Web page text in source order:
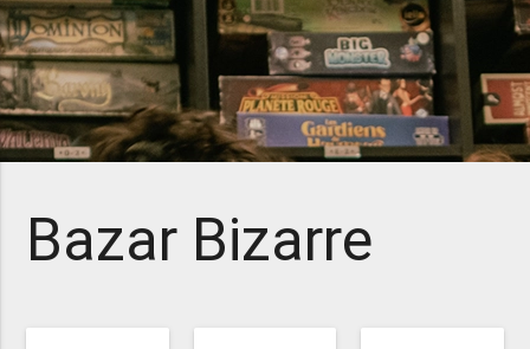
Bazar Bizarre